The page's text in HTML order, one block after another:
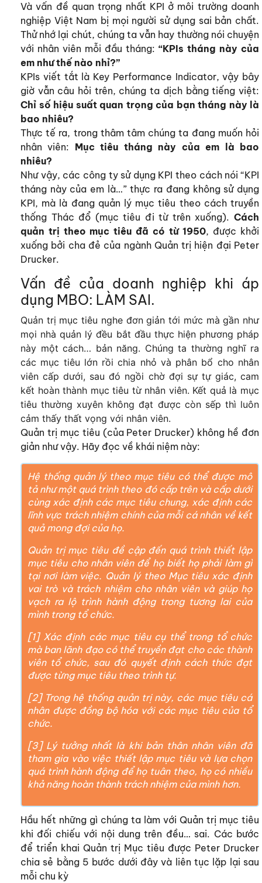
Và vấn đề quan trọng nhất KPI ở môi trường doanh
nghiệp Việt Nam bị mọi người sử dụng sai bản chất.
Thử nhớ lại chút, chúng ta vẫn hay thường nói chuyện
với nhân viên mỗi đầu tháng: “KPIs tháng này của
em như thế nào nhỉ?”
KPIs viết tắt là Key Performance Indicator, vậy bây
giờ vẫn câu hỏi trên, chúng ta dịch bằng tiếng việt:
Chỉ số hiệu suất quan trọng của bạn tháng này là
bao nhiêu?
Thực tế ra, trong thâm tâm chúng ta đang muốn hỏi
nhân viên: Mục tiêu tháng này của em là bao
nhiêu?
Như vậy, các công ty sử dụng KPI theo cách nói “KPI
tháng này của em là…” thực ra đang không sử dụng
KPI, mà là đang quản lý mục tiêu theo cách truyền
thống Thác đổ (mục tiêu đi từ trên xuống). Cách
quản trị theo mục tiêu đã có từ 1950, được khởi
xuống bởi cha đẻ của ngành Quản trị hiện đại Peter
Drucker.
Vấn đề của doanh nghiệp khi áp
dụng MBO: LÀM SAI.
Quản trị mục tiêu nghe đơn giản tới mức mà gần như
mọi nhà quản lý đều bắt đầu thực hiện phương pháp
này một cách… bản năng. Chúng ta thường nghĩ ra
các mục tiêu lớn rồi chia nhỏ và phân bổ cho nhân
viên cấp dưới, sau đó ngồi chờ đợi sự tự giác, cam
kết hoàn thành mục tiêu từ nhân viên. Kết quả là mục
tiêu thường xuyên kh​ông đạt được còn sếp thì luôn
cảm​​ thấy thất vọng với nhân viên.
Quản trị mục tiêu (của Peter Drucker) không hề đơn
giản như vậy. Hãy đọc về khái niệm này:
Hệ thống quản lý theo mục tiêu có thể được mô
tả như một quá trình theo đó cấp trên và cấp dưới
cùng xác định các mục tiêu chung, xác định các
lĩnh vực trách nhiệm chính của mỗi cá nhân về kết
quả mong đợi của họ.
Quản trị mục tiêu đề cập đến quá trình thiết lập
mục tiêu cho nhân viên để họ biết họ phải làm gì
tại nơi làm việc. Quản lý theo Mục tiêu xác định
vai trò và trách nhiệm cho nhân viên và giúp họ
vạch ra lộ trình hành động trong tương lai của
mình trong tổ chức.
[1] Xác định các mục tiêu cụ thể trong tổ chức
mà ban lãnh đạo có thể truyền đạt cho các thành
viên tổ chức, sau đó quyết định cách thức đạt
được từng mục tiêu theo trình tự.
[2] Trong hệ thống quản trị này, các mục tiêu cá
nhân được đồng bộ hóa với các mục tiêu của tổ
chức.
[3] Lý tưởng nhất là khi bản thân nhân viên đã
tham gia vào việc thiết lập mục tiêu và lựa chọn
quá trình hành động để họ tuân theo, họ có nhiều
khả năng hoàn thành trách nhiệm của mình hơn.
Hầu hết những gì chúng ta làm với Quản trị mục tiêu
khi đối chiếu với nội dung trên đều… sai. Các bước
để triển khai Quản trị Mục tiêu được Peter Drucker
chia sẻ bằng 5 bước dưới đây và liên tục lặp lại sau
mỗi chu kỳ